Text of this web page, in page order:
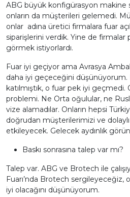
ABG büyük konfigürasyon makine
onların da müşterileri gelemedi.
onlar adına üretici firmalara fuar
siparişlerini verdik. Yine de firmalar
görmek istiyorlardı.
Fuar iyi geçiyor ama Avrasya
daha iyi geçeceğini düşünüyorum.
katılmıştık, o fuar pek iyi
problemi. Ne Orta oğulular, ne
vize alamadılar. Onların hepsi
doğrudan müşterilerimizi ve
etkileyecek. Gelecek aydınlık
Baskı sonrasına talep var mı?
Talep var. ABG ve Brotech ile
Fuarı’nda Brotech sergileyeceğiz,
iyi olacağını düşünüyorum.